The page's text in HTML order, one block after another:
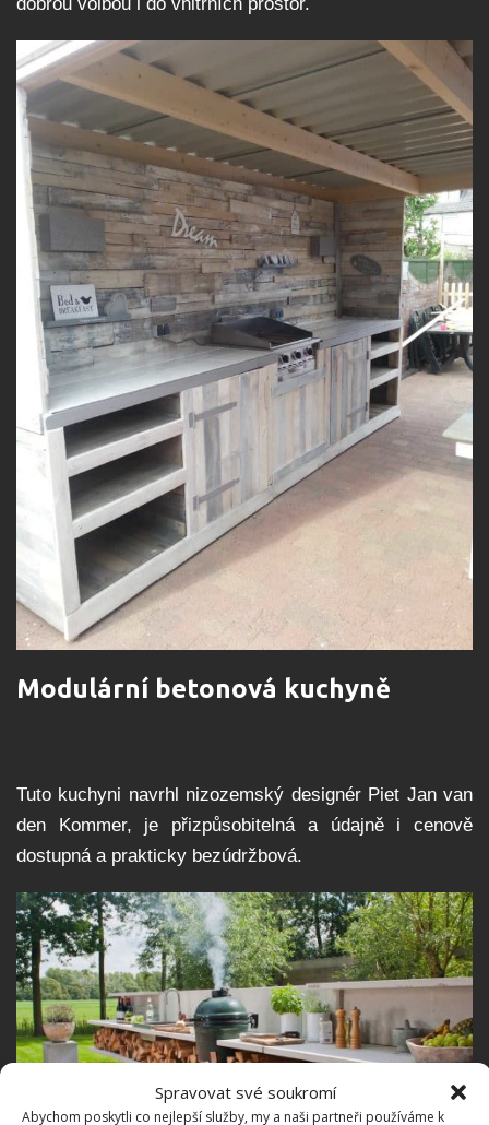
Spravovat své soukromí
Abychom poskytli co nejlepší služby, my a naši partneři používáme k
dobrou volbou i do vnitřních prostor.
Modulární betonová kuchyně
Tuto kuchyni navrhl nizozemský designér Piet Jan van
den Kommer, je přizpůsobitelná a údajně i cenově
dostupná a prakticky bezúdržbová.